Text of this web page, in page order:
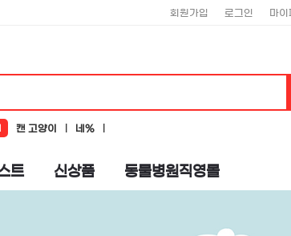
회원가입 로그인 마이
캔 고양이 네%
뉴알엑스 코어
로하스 뉴트리플랜
트 신상품 동물병원직영몰